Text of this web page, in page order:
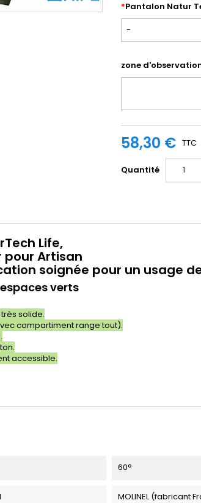
*Pantalon Natur
-
zone
58,30 € TTC
Quantité
Life,
pour Artisan
soignée pour un usage
verts
solide.
compartiment range tout).
accessible.
60°
MOLINEL (fabricant